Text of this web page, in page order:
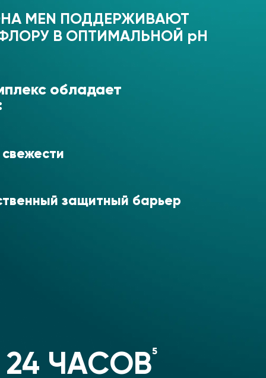
MEN ПОДДЕРЖИВАЮТ
В ОПТИМАЛЬНОЙ pH
обладает
защитный барьер
ЧАСОВ5